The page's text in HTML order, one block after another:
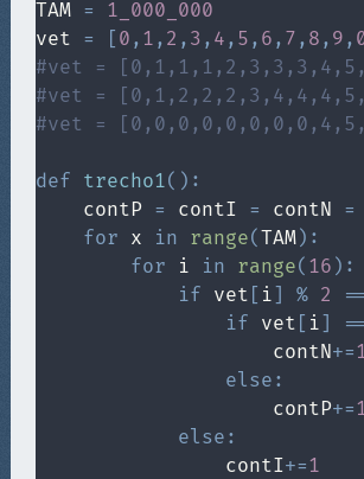
TAM =
1_000_000
vet = 0 , 1 , 2 , 3 , 4 , 5 , 6 , 7 , 8 , 9 ,
#vet =
#vet =
#vet =
def trecho1( ) :
    contP
= contI = contN =
for x in range(TAM ) :
for i in range( 16 ) :
if vet i % 2 ==
if vet i ==
                    contN
+=
else :
                    contP
+=
else :
                contI
+=1